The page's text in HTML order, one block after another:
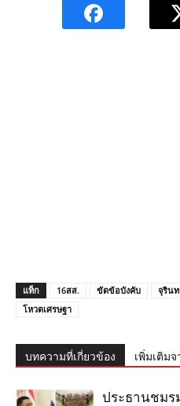
แท็ก 16สส. ขัดข้อบังคับ จุริน
โหวตเศรษฐา
บทความที่เกี่ยวข้อง เพิ่มเติม
ประธานชม